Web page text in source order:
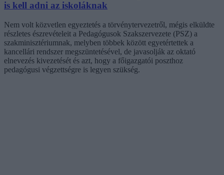
is kell adni az iskoláknak
Nem volt közvetlen egyeztetés a törvénytervezetről, mégis elküldte
részletes észrevételeit a Pedagógusok Szakszervezete (PSZ) a
szakminisztériumnak, melyben többek között egyetértettek a
kancellári rendszer megszüntetésével, de javasolják az oktató
elnevezés kivezetését és azt, hogy a főigazgatói poszthoz
pedagógusi végzettségre is legyen szükség.